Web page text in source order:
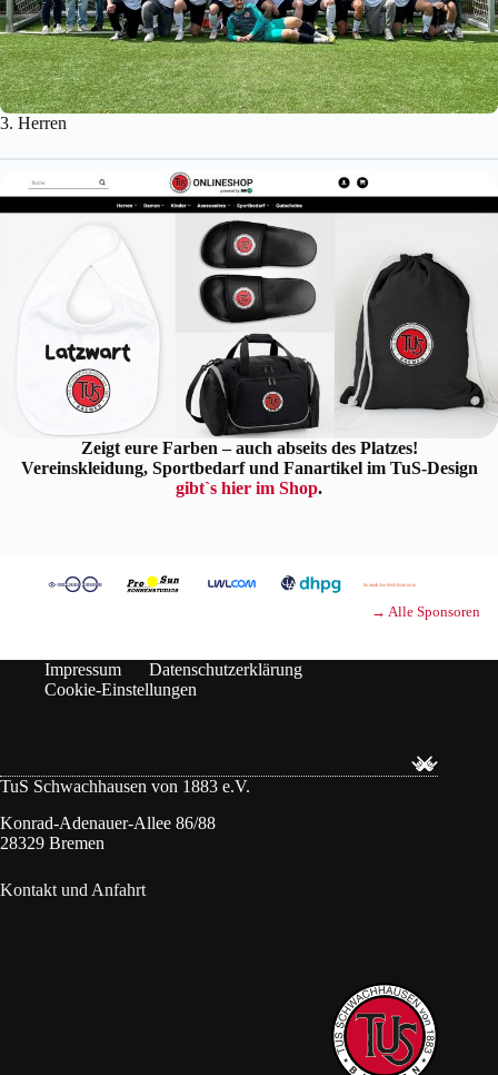
3. Herren
Zeigt eure Farben – auch abseits des Platzes!
Vereinskleidung, Sportbedarf und Fanartikel im TuS-Design
gibt`s hier im Shop.
→ Alle Sponsoren
Impressum
Datenschutzerklärung
Cookie-Einstellungen
TuS Schwachhausen von 1883 e.V.
Konrad-Adenauer-Allee 86/88
28329 Bremen
Kontakt und Anfahrt